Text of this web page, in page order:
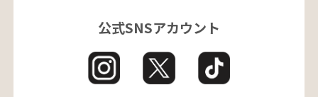
公式SNSアカウント